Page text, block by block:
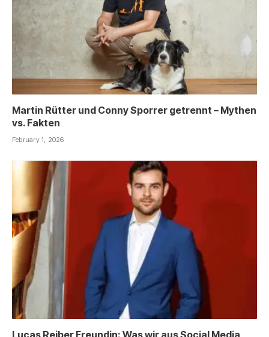
Martin Rütter und Conny Sporrer getrennt – Mythen
vs. Fakten
February 1, 2026
Lucas Reiber Freundin: Was wir aus Social Media